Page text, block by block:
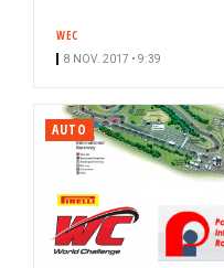
WEC
8 NOV. 2017 • 9:39
AUTO